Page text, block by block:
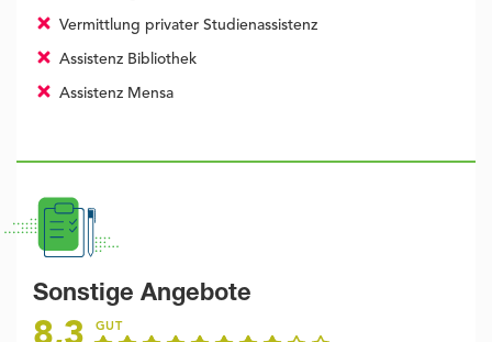
Vermittlung privater Studienassistenz
Assistenz Bibliothek
Assistenz Mensa
Sonstige Angebote
GUT